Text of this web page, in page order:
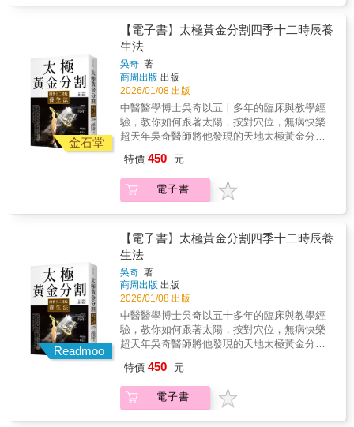
不宜） ◎有膽、沒膽，看膽經 膽，就像身體的
判斷官，負責做出決策、掌控勇氣。 膽氣不
足，不只容易猶豫、拖延，還可能出現肩頸緊
繃、胸口悶。 想要疏通膽經、增強膽氣，「拿
捏」肩井穴效果好。（孕婦、體質虛弱者不
宜）◎腎，先天之本，精力不足找腎經 腎臟是
人體五臟中重要臟器之一，《黃帝內經》：
「腎者，精之處也。」 故腎又被稱為「先天之
本」，具有生精養精的作用。 想要補腎，最好
的辦法就是按摩腎經的起始點——湧泉穴， 據
應「肺」、手少陰經對應「心」、 足陽明經對
應「胃」，每條經脈都有對應的臟腑， 循經自
癒，保持氣血流暢，疾病不入。
透過經絡啟動身體自癒力，恢復平衡、重拾健
康。 ◎肺經養好消百病 《黃帝內經》：「諸氣
者，皆屬於肺。」 可見人體所有與「氣」相關
的功能， 都與肺有密切關係，是醫治呼吸系統
疾病的主要經脈。 喉嚨腫痛、氣喘、落枕？找
列缺準沒錯， 它是整條肺經調整頭頸狀態的入
口點。 ◎心經通暢，五臟六腑更穩 《黃帝內
經》認為：「心者，五臟六腑之大主也。」
心，就像身體的總指揮，統籌著五臟六腑的運
作。 心經起於心中，出屬心系，胸悶、心煩、
訊。 ◎打通大腸經，一身都輕鬆 《黃帝內經》
說，大腸是「傳導之官」：負責把髒東西排出
體外。 傳導不順時，可能會便祕、腹瀉，甚至
牙痛、牙齦腫。 適度按摩合谷穴（虎口），可
不宜） ◎有膽、沒膽，看膽經 膽，就像身體的
判斷官，負責做出決策、掌控勇氣。 膽氣不
足，不只容易猶豫、拖延，還可能出現肩頸緊
繃、胸口悶。 想要疏通膽經、增強膽氣，「拿
捏」肩井穴效果好。（孕婦、體質虛弱者不
宜）◎腎，先天之本，精力不足找腎經 腎臟是
人體五臟中重要臟器之一，《黃帝內經》：
「腎者，精之處也。」 故腎又被稱為「先天之
本」，具有生精養精的作用。 想要補腎，最好
的辦法就是按摩腎經的起始點——湧泉穴， 據
說這也是蘇東坡每天必做的功課。 手太陰經對
應「肺」、手少陰經對應「心」、 足陽明經對
應「胃」，每條經脈都有對應的臟腑， 循經自
癒，保持氣血流暢，疾病不入。
過生動有趣的漫畫和簡潔明瞭的文字，將中國
古代醫學經典《黃帝內經》的精髓娓娓道來，
使讀者在輕鬆愉快的閱讀中，領略到中醫養生
的博大精深，讓更多的人能夠輕鬆理解這部醫
學古籍經典。漫畫的形式可以跨越時間、地
域、民族和語言的障礙，幫助讀者在輕鬆愉快
的氛圍中學習和理解中醫知識。
金石堂
【電子書】太極黃金分割四季十二時辰養
生法
吳奇 著
商周出版 出版
2026/01/08 出版
中醫醫學博士吳奇以五十多年的臨床與教學經
驗，教你如何跟著太陽，按對穴位，無病快樂
超天年吳奇醫師將他發現的天地太極黃金分割
啟法天則地，優化人體最佳內環境。「太極黃
金分割」就是利用太陽、地球的大太極場跟人
體的小太極場共振時，會產生一個巨大的扶正
背對太陽。下午13點到晚上24點，面對太陽。
使你身上的人體黃金分割場太極和天地太極的
黃金分割場產生共振之後，按摩（或針灸）相
應時辰對應的經絡穴位。吳奇醫師在1992年發
現對頸椎病極有療效的針刺新穴位「項背
穴」，現在美加地區、加州灣區很多針灸醫師
在臨床上已廣泛應用項背穴。《黃帝內經》
說：治病或養生的最高原則就是「法天則
地」。所以只要按四季十二時辰，在不同時
間、不同方向，找到天地與人體的「共振」場
的規律，找到相應的穴位，施予針灸或按摩，
就能啟動人體深層的自我修復系統。本書詳細
闡述吳奇醫師所研發、從未有人論及的、與人
特價 450 元
電子書
Readmoo
【電子書】太極黃金分割四季十二時辰養
生法
吳奇 著
商周出版 出版
2026/01/08 出版
中醫醫學博士吳奇以五十多年的臨床與教學經
驗，教你如何跟著太陽，按對穴位，無病快樂
超天年吳奇醫師將他發現的天地太極黃金分割
啟法天則地，優化人體最佳內環境。「太極黃
金分割」就是利用太陽、地球的大太極場跟人
體的小太極場共振時，會產生一個巨大的扶正
特價 450 元
電子書